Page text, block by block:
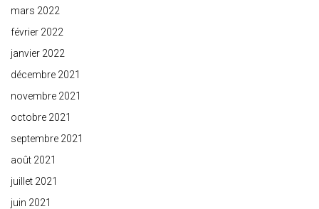
mars 2022
février 2022
janvier 2022
décembre 2021
novembre 2021
octobre 2021
septembre 2021
août 2021
juillet 2021
juin 2021